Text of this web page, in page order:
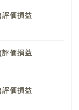
価損益
価損益
価損益